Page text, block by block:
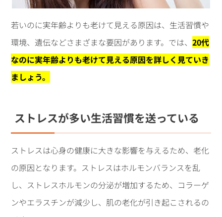
若いのに実年齢よりも老けて見える原因は、生活習慣や
環境、遺伝などさまざまな要因があります。では、20代
なのに実年齢よりも老けて見える原因を詳しく見ていき
ましょう。
ストレスが多い生活習慣を送っている
ストレスは心身の健康に大きな影響を与えるため、老化
の原因となります。ストレスはホルモンバランスを乱
し、ストレスホルモンの分泌が増加するため、コラーゲ
ンやエラスチンが減少し、肌の老化が引き起こされるの